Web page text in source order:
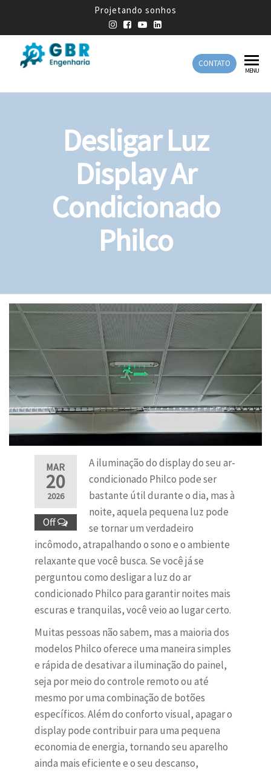
Projetando sonhos
Engenharia
Engenharia
CONTATO
MENU
Desligar Luz
Display Ar
Condicionado
Philco
MAR
20
2026
Off
A iluminação do display do seu ar-
condicionado Philco pode ser
bastante útil durante o dia, mas à
noite, aquela pequena luz pode
se tornar um verdadeiro
incômodo, atrapalhando o sono e o ambiente
relaxante que você busca. Se você já se
perguntou como desligar a luz do ar
condicionado Philco para garantir noites mais
escuras e tranquilas, você veio ao lugar certo.
Muitas pessoas não sabem, mas a maioria dos
modelos Philco oferece uma maneira simples
e rápida de desativar a iluminação do painel,
seja por meio do controle remoto ou até
mesmo por uma combinação de botões
específicos. Além do conforto visual, apagar o
display pode contribuir para uma pequena
economia de energia, tornando seu aparelho
ainda mais eficiente e o seu descanso,